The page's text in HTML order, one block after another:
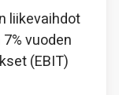
liikevaihdot
vuoden
(EBIT)